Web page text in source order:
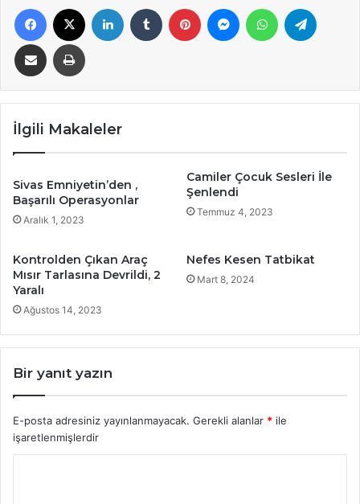
Facebook LinkedIn Tumblr Pinterest MessengerWhatsApp
E-Posta ile paylaş Yazdır
İlgili Makaleler
Sivas Emniyetin’den ,
Başarılı Operasyonlar
Aralık 1, 2023
Camiler Çocuk Sesleri İle
Şenlendi
Temmuz 4, 2023
Kontrolden Çıkan Araç
Mısır Tarlasına Devrildi, 2
Yaralı
Ağustos 14, 2023
Nefes Kesen Tatbikat
Mart 8, 2024
Bir yanıt yazın
E-posta adresiniz yayınlanmayacak. Gerekli alanlar * ile
işaretlenmişlerdir